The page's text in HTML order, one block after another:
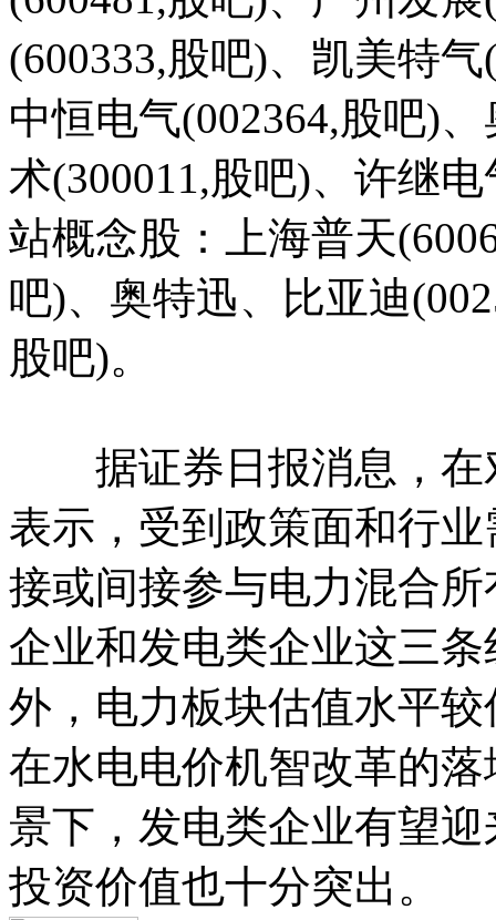
(600333,股吧)、凯美特
中恒电气(002364,股吧)
术(300011,股吧)、许继
站概念股：上海普天
吧)、奥特迅、比亚迪
股吧)。
据证券日报消息，在
表示，受到政策面和行
接或间接参与电力混合
企业和发电类企业这三
外，电力板块估值水平
在水电电价机智改革的
景下，发电类企业有望
投资价值也十分突出。